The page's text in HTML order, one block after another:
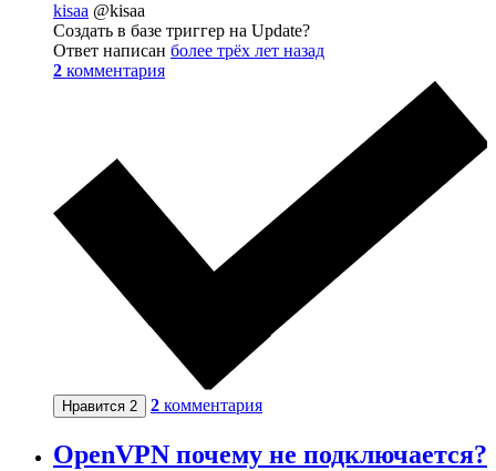
kisaa @kisaa
Создать в базе триггер на Update?
Ответ написан более трёх лет назад
2 комментария
Нравится 2 2 комментария
OpenVPN почему не подключается?